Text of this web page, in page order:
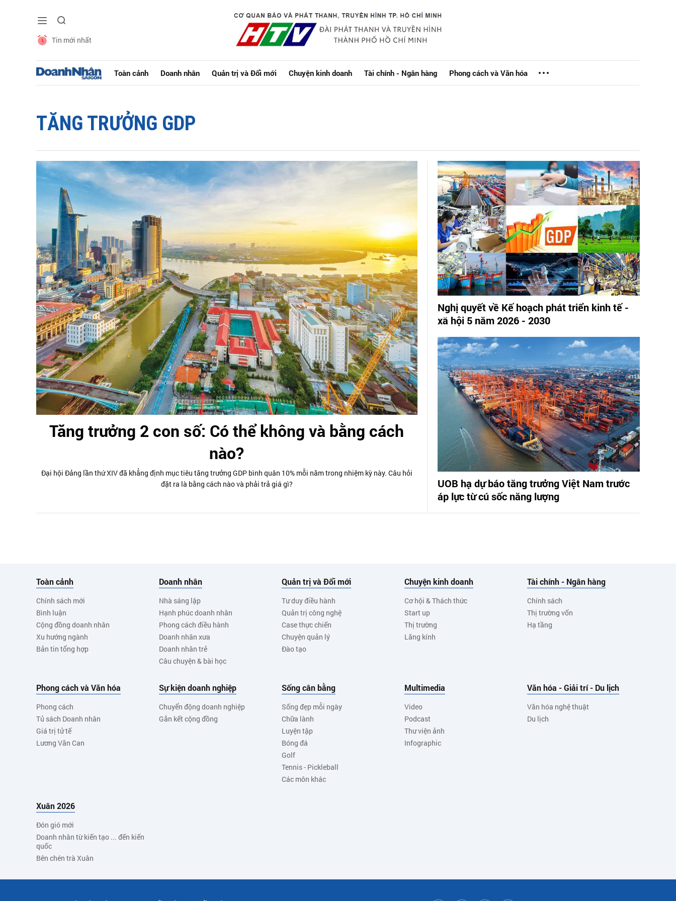
Tin mới nhất
Toàn cảnh Doanh nhân Quản trị và Đổi mới Chuyện kinh doanh Tài chính - Ngân hàng Phong cách và Văn hóa
TĂNG TRƯỞNG GDP
Tăng trưởng 2 con số: Có thể không và bằng cách
nào?
Đại hội Đảng lần thứ XIV đã khẳng định mục tiêu tăng trưởng GDP bình quân 10% mỗi năm trong nhiệm kỳ này. Câu hỏi
đặt ra là bằng cách nào và phải trả giá gì?
Nghị quyết về Kế hoạch phát triển kinh tế -
xã hội 5 năm 2026 - 2030
UOB hạ dự báo tăng trưởng Việt Nam trước
áp lực từ cú sốc năng lượng
Toàn cảnh
Chính sách mới
Bình luận
Cộng đồng doanh nhân
Xu hướng ngành
Bản tin tổng hợp
Doanh nhân
Nhà sáng lập
Hạnh phúc doanh nhân
Phong cách điều hành
Doanh nhân xưa
Doanh nhân trẻ
Câu chuyện & bài học
Quản trị và Đổi mới
Tư duy điều hành
Quản trị công nghệ
Case thực chiến
Chuyện quản lý
Đào tạo
Chuyện kinh doanh
Cơ hội & Thách thức
Start up
Thị trường
Lăng kính
Tài chính - Ngân hàng
Chính sách
Thị trường vốn
Hạ tầng
Phong cách và Văn hóa
Phong cách
Tủ sách Doanh nhân
Giá trị tử tế
Lương Văn Can
Sự kiện doanh nghiệp
Chuyển động doanh nghiệp
Gắn kết cộng đồng
Sống cân bằng
Sống đẹp mỗi ngày
Chữa lành
Luyện tập
Bóng đá
Golf
Tennis - Pickleball
Các môn khác
Multimedia
Video
Podcast
Thư viện ảnh
Infographic
Văn hóa - Giải trí - Du lịch
Văn hóa nghệ thuật
Du lịch
Xuân 2026
Đón gió mới
Doanh nhân từ kiến tạo ... đến kiến
quốc
Bên chén trà Xuân